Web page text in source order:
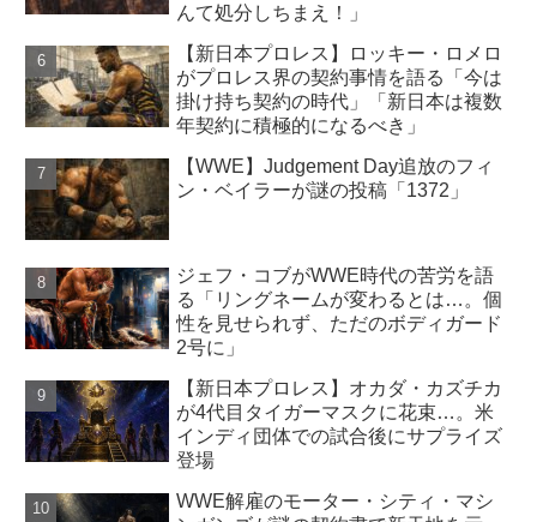
んて処分しちまえ！」
【新日本プロレス】ロッキー・ロメロ
がプロレス界の契約事情を語る「今は
掛け持ち契約の時代」「新日本は複数
年契約に積極的になるべき」
【WWE】Judgement Day追放のフィ
ン・ベイラーが謎の投稿「1372」
ジェフ・コブがWWE時代の苦労を語
る「リングネームが変わるとは…。個
性を見せられず、ただのボディガード
2号に」
【新日本プロレス】オカダ・カズチカ
が4代目タイガーマスクに花束…。米
インディ団体での試合後にサプライズ
登場
WWE解雇のモーター・シティ・マシ